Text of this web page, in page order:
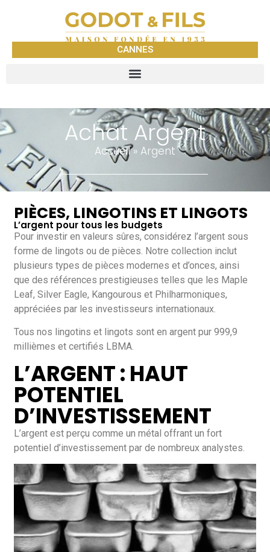
CANNES
Achat Argent
Accueil» Argent
PIÈCES, LINGOTINS ET LINGOTS
L’argent pour tous les budgets
Pour investir en valeurs sûres, considérez l’argent sous
forme de lingots ou de pièces. Notre collection inclut
plusieurs types de pièces modernes et d’onces, ainsi
que des références prestigieuses telles que les Maple
Leaf, Silver Eagle, Kangourous et Philharmoniques,
appréciées par les investisseurs internationaux.
Tous nos lingotins et lingots sont en argent pur 999,9
millièmes et certifiés LBMA.
L’ARGENT : HAUT
POTENTIEL
D’INVESTISSEMENT
L’argent est perçu comme un métal offrant un fort
potentiel d’investissement par de nombreux analystes.